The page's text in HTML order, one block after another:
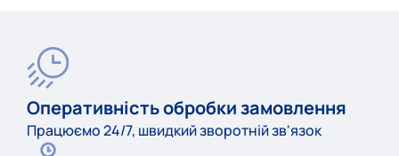
Оперативність обробки замовлення
Працюємо 24/7, швидкий зворотній зв'язок